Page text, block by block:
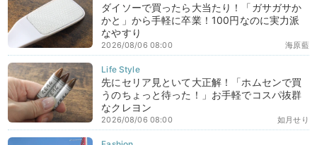
ダイソーで買ったら大当たり！「ガサガサか
かと」から手軽に卒業！100円なのに実力派
なやすり
海原藍
2026/08/06 08:00
先にセリア見といて大正解！「ホムセンで買
うのちょっと待った！」お手軽でコスパ抜群
なクレヨン
如月せり
2026/08/06 08:00